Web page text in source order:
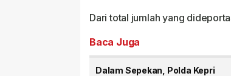
Dari total jumlah yang
Baca Juga
Dalam Sepekan, Polda Kepri